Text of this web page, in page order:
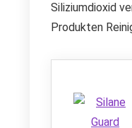
Siliziumdioxid
Produkten